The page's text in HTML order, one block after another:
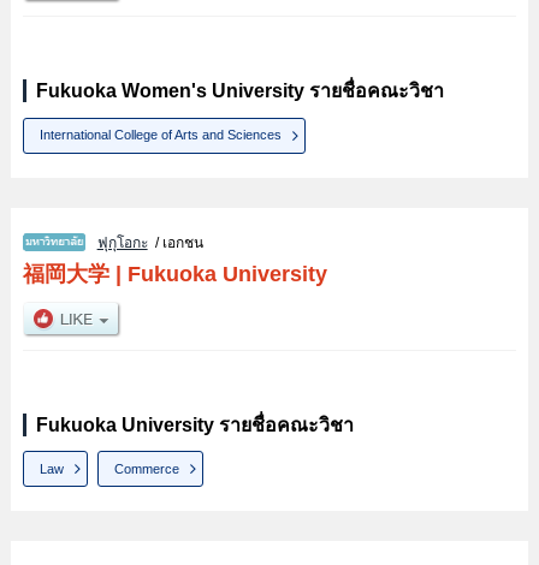
Fukuoka Women's University รายชื่อคณะวิชา
International College of Arts and Sciences
ฟุกุโอกะ/ เอกชน
福岡大学| Fukuoka University
Fukuoka University รายชื่อคณะวิชา
Law Commerce